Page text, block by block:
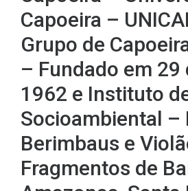
Capoeira –
Grupo de
– Fundado em 29
1962 e Instituto
Socioambiental –
Berimbaus e
Fragmentos de